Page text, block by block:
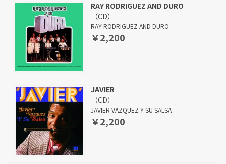
RAY RODRIGUEZ AND DURO
（CD）
RAY RODRIGUEZ AND DURO
￥2,200
JAVIER
（CD）
JAVIER VAZQUEZ Y SU SALSA
￥2,200